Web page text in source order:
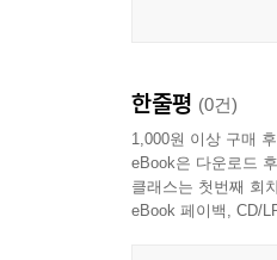
한줄평 (0건)
1,000원 이상 구매
eBook은 다운로드
클래스는 첫번째 회
eBook 페이백, CD/